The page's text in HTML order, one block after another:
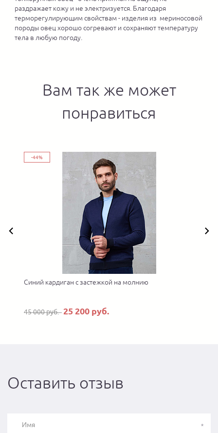
раздражает кожу и не электризуется. Благодаря
терморегулирующим свойствам - изделия из мериносовой
породы овец хорошо согревают и сохраняют температуру
тела в любую погоду.
Вам так же может
понравиться
-44%
Синий кардиган с застежкой на молнию
45 000 руб. 25 200 руб.
Оставить отзыв